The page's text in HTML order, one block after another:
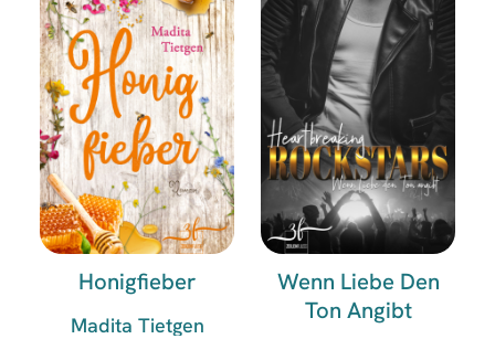
Honigfieber
Madita Tietgen
Wenn Liebe Den
Ton Angibt